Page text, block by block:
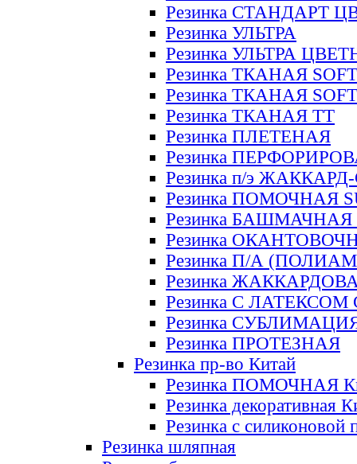
Резинка СТАНДАРТ
Резинка УЛЬТРА
Резинка УЛЬТРА
Резинка ТКАНАЯ SOFT
Резинка ТКАНАЯ
Резинка ТКАНАЯ ТТ
Резинка ПЛЕТЕНАЯ
Резинка
Резинка п/э
Резинка ПОМОЧНАЯ
Резинка БАШМАЧНАЯ
Резинка
Резинка П/А
Резинка
Резинка С ЛАТЕКСОМ
Резинка
Резинка ПРОТЕЗНАЯ
Резинка пр-во Китай
Резинка ПОМОЧНАЯ
Резинка декоративная
Резинка с силиконовой
Резинка шляпная